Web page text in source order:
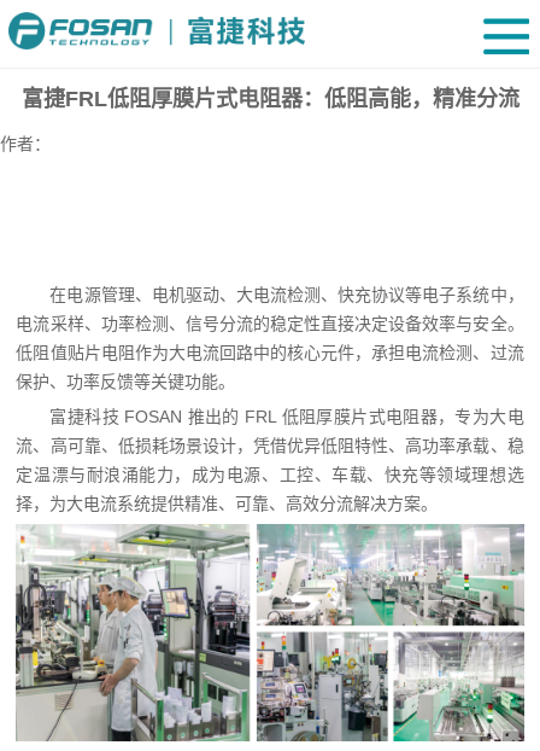
富捷FRL低阻厚膜片式电阻器：低阻高能，精准分流
作者：
在电源管理、电机驱动、大电流检测、快充协议等电子系统中，
电流采样、功率检测、信号分流的稳定性直接决定设备效率与安全。
低阻值贴片电阻作为大电流回路中的核心元件，承担电流检测、过流
保护、功率反馈等关键功能。
富捷科技 FOSAN 推出的 FRL 低阻厚膜片式电阻器，专为大电
流、高可靠、低损耗场景设计，凭借优异低阻特性、高功率承载、稳
定温漂与耐浪涌能力，成为电源、工控、车载、快充等领域理想选
择，为大电流系统提供精准、可靠、高效分流解决方案。